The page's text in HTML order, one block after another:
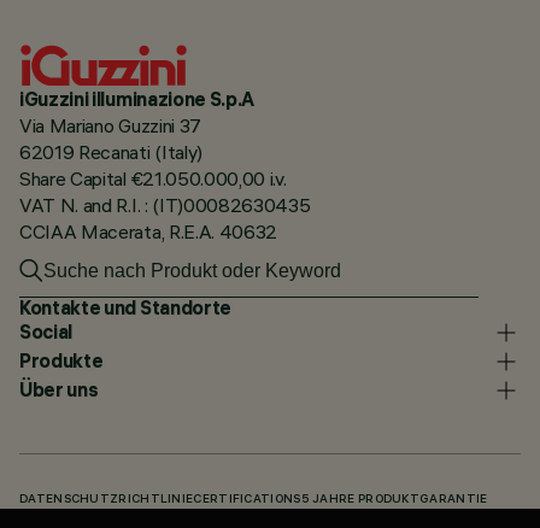
iGuzzini illuminazione S.p.A
Via Mariano Guzzini 37
62019 Recanati (Italy)
Share Capital €21.050.000,00 i.v.
VAT N. and R.I. : (IT)00082630435
CCIAA Macerata, R.E.A. 40632
Kontakte und Standorte
Social
Produkte
Über uns
DATENSCHUTZRICHTLINIECERTIFICATIONS 5 JAHRE PRODUKTGARANTIE